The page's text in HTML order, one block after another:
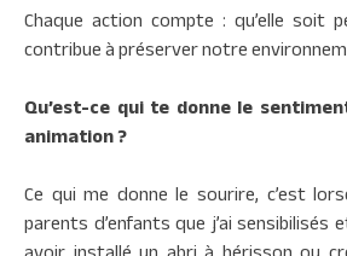
Chaque action compte : qu’elle soit
contribue à préserver notre
Qu’est-ce qui te donne le
animation ?
Ce qui me donne le sourire, c’est
parents d’enfants que j’ai sensibilisés